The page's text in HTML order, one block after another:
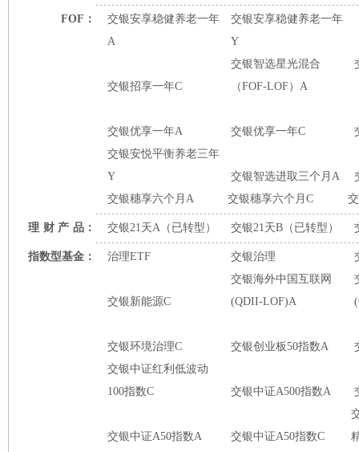
FOF：
交银安享稳健养老一年
A
交银安享稳健养老一年
Y
交银招享一年C
交银智选星光混合
（FOF-LOF）A
交银优享一年A 交银优享一年C
交银安悦平衡养老三年
Y
交银智选进取三个月A
交银穗享六个月A
交银穗享六个月C
理 财 产 品： 交银21天A（已转型） 交银21天B（已转型）
指数型基金： 治理ETF 交银治理
交银新能源C
交银海外中国互联网
(QDII-LOF)A
交银环境治理C 交银创业板50指数A
交银中证红利低波动
100指数C
交银中证A500指数A
交银中证A50指数A 交银中证A50指数C